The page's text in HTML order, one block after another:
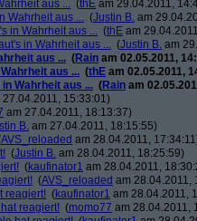
aus ... (thE am 29.04.2011,
Wahrheit aus ... (Justin B. am
in Wahrheit aus ... (thE am
in Wahrheit aus ... (Justin B. am
aus ... (Rain am 02.05.2011,
aus ... (thE am 02.05.2011,
Wahrheit aus ... (Rain am
27.04.2011, 15:33:01)
am 27.04.2011, 18:13:37)
B. am 27.04.2011, 18:15:55)
AVS_reloaded am 28.04.2011,
(Justin B. am 28.04.2011, 18:25:59)
(kaufinator1 am 28.04.2011,
(AVS_reloaded am 28.04.2011,
reagiert! (kaufinator1 am 28.04.2011,
reagiert! (momo77 am 28.04.2011,